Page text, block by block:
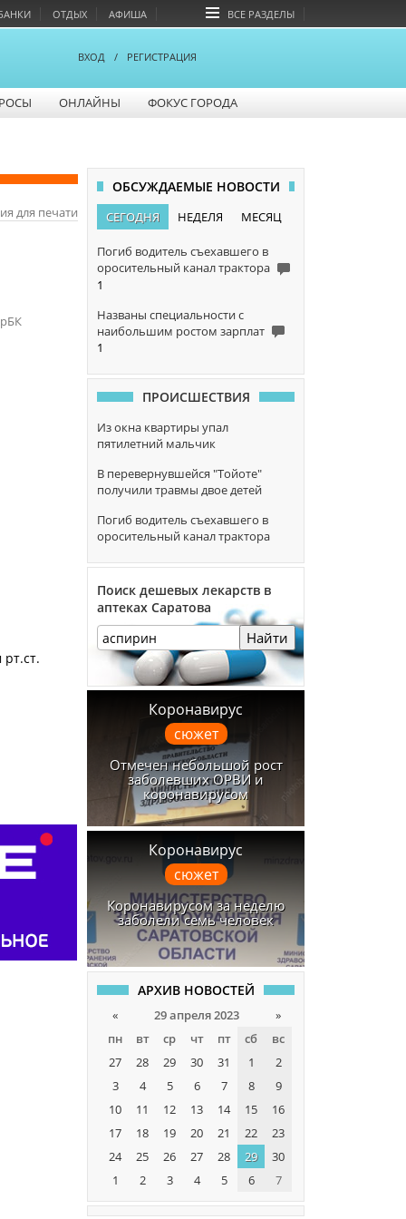
ОТДЫХ АФИША ВСЕ РАЗДЕЛЫ
ВХОД / РЕГИСТРАЦИЯ
ОНЛАЙНЫ ФОКУС ГОРОДА
для печати
ОБСУЖДАЕМЫЕ НОВОСТИ
СЕГОДНЯ НЕДЕЛЯ МЕСЯЦ
Погиб водитель съехавшего в
оросительный канал трактора
1
Названы специальности с
наибольшим ростом зарплат
1
ПРОИСШЕСТВИЯ
Из окна квартиры упал
пятилетний мальчик
В перевернувшейся "Тойоте"
получили травмы двое детей
Погиб водитель съехавшего в
оросительный канал трактора
Поиск дешевых лекарств в
аптеках Саратова
Найти
Коронавирус
сюжет
Отмечен небольшой рост
заболевших ОРВИ и
коронавирусом
Коронавирус
сюжет
Коронавирусом за неделю
заболели семь человек
АРХИВ НОВОСТЕЙ
« 29 апреля 2023
»
пн
вт ср чт пт сб
вс
27
28 29 30 31 1
2
3
4 5 6 7 8
9
10
11 12 13 14 15
16
17
18 19 20 21 22
23
24
25 26 27 28 29
30
1
2 3 4 5 6 7